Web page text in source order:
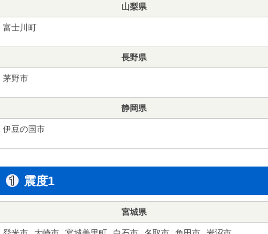
山梨県
富士川町
長野県
茅野市
静岡県
伊豆の国市
震度1
宮城県